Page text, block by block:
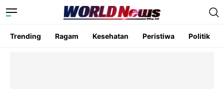
Trending Ragam Kesehatan Peristiwa Politik